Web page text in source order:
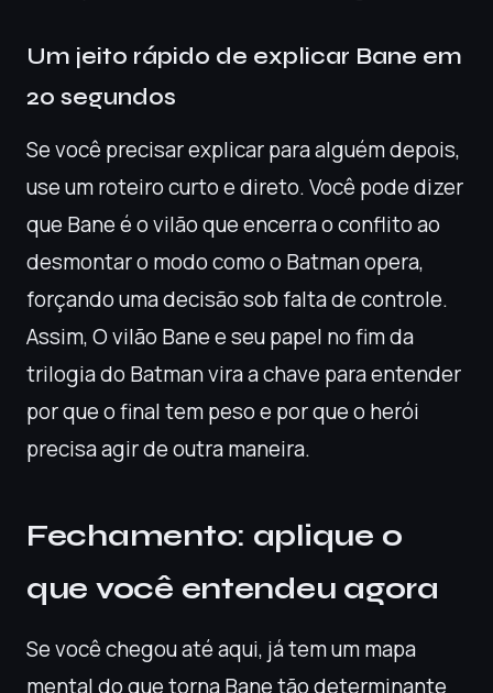
Um jeito rápido de explicar Bane em
20 segundos
Se você precisar explicar para alguém depois,
use um roteiro curto e direto. Você pode dizer
que Bane é o vilão que encerra o conflito ao
desmontar o modo como o Batman opera,
forçando uma decisão sob falta de controle.
Assim, O vilão Bane e seu papel no fim da
trilogia do Batman vira a chave para entender
por que o final tem peso e por que o herói
precisa agir de outra maneira.
Fechamento: aplique o
que você entendeu agora
Se você chegou até aqui, já tem um mapa
mental do que torna Bane tão determinante